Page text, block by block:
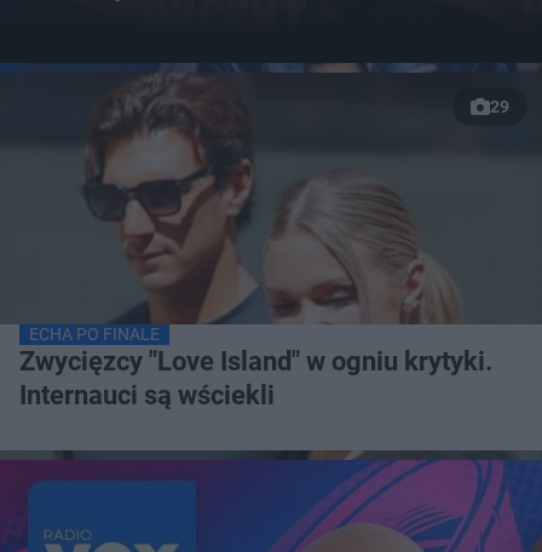
29
ECHA PO FINALE
Zwycięzcy "Love Island" w ogniu krytyki.
Internauci są wściekli